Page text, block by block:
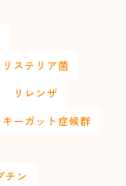
リステリア菌
リレンザ
キーガット症候群
チン